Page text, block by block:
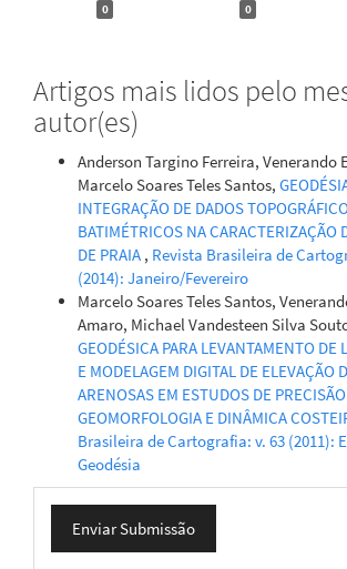
0 0
Artigos mais lidos pelo
autor(es)
Anderson Targino Ferreira, Venerando
Marcelo Soares Teles Santos,
INTEGRAÇÃO DE DADOS
BATIMÉTRICOS NA CARACTERIZAÇÃO
DE PRAIA , Revista Brasileira de
(2014): Janeiro/Fevereiro
Marcelo Soares Teles Santos,
Amaro, Michael Vandesteen Silva
GEODÉSICA PARA LEVANTAMENTO DE
E MODELAGEM DIGITAL DE ELEVAÇÃO
ARENOSAS EM ESTUDOS DE
GEOMORFOLOGIA E DINÂMICA
Brasileira de Cartografia: v. 63 (2011):
Geodésia
Enviar
Submissão
Enviar Submissão